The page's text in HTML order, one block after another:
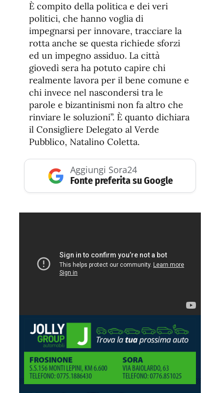
È compito della politica e dei veri
politici, che hanno voglia di
impegnarsi per innovare, tracciare la
rotta anche se questa richiede sforzi
ed un impegno assiduo. La città
giovedì sera ha potuto capire chi
realmente lavora per il bene comune e
chi invece nel nascondersi tra le
parole e bizantinismi non fa altro che
rinviare le soluzioni”. È quanto dichiara
il Consigliere Delegato al Verde
Pubblico, Natalino Coletta.
Aggiungi Sora24
Fonte preferita su Google